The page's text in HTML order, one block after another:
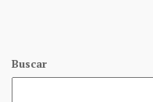
Buscar